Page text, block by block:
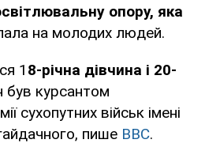
опору, яка
на молодих людей.
1 8-річна дівчина і 20-
був курсантом
сухопутних військ імені
пише ВВС.